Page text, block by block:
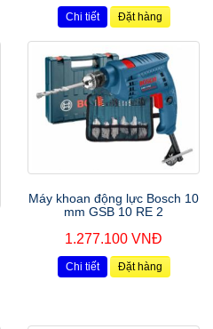
Chi tiết Đặt hàng
Máy khoan động lực Bosch 10
mm GSB 10 RE 2
1.277.100 VNĐ
Chi tiết Đặt hàng